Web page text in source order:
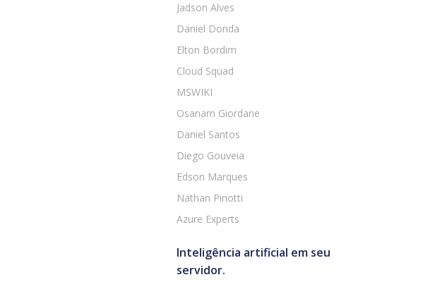
Jadson Alves
Daniel Donda
Elton Bordim
Cloud Squad
MSWIKI
Osanam Giordane
Daniel Santos
Diego Gouveia
Edson Marques
Nathan Pinotti
Azure Experts
Inteligência artificial em seu
servidor.